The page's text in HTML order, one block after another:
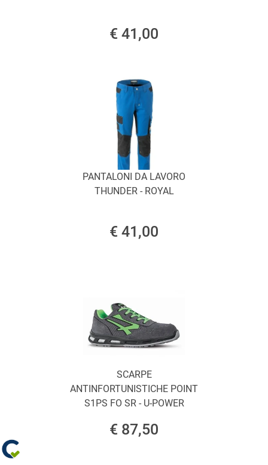
€ 41,00
PANTALONI DA LAVORO
THUNDER - ROYAL
€ 41,00
SCARPE
ANTINFORTUNISTICHE POINT
S1PS FO SR - U-POWER
€ 87,50